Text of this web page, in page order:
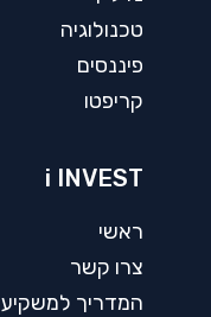
טכנולוגיה
פיננסים
קריפטו
i INVEST
ראשי
צרו קשר
המדריך למשקיע